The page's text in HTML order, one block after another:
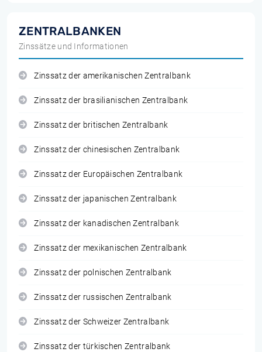
ZENTRALBANKEN
Zinssätze und Informationen
Zinssatz der amerikanischen Zentralbank
Zinssatz der brasilianischen Zentralbank
Zinssatz der britischen Zentralbank
Zinssatz der chinesischen Zentralbank
Zinssatz der Europäischen Zentralbank
Zinssatz der japanischen Zentralbank
Zinssatz der kanadischen Zentralbank
Zinssatz der mexikanischen Zentralbank
Zinssatz der polnischen Zentralbank
Zinssatz der russischen Zentralbank
Zinssatz der Schweizer Zentralbank
Zinssatz der türkischen Zentralbank